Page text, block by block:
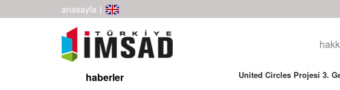
anasayfa |
haberler
United Circles Projesi 3.